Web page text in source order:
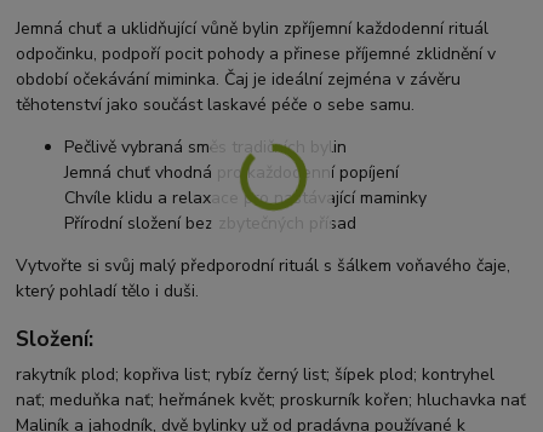
Jemná chuť a uklidňující vůně bylin zpříjemní každodenní rituál
odpočinku, podpoří pocit pohody a přinese příjemné zklidnění v
období očekávání miminka. Čaj je ideální zejména v závěru
těhotenství jako součást laskavé péče o sebe samu.
Pečlivě vybraná směs tradičních bylin
Jemná chuť vhodná pro každodenní popíjení
Chvíle klidu a relaxace pro nastávající maminky
Přírodní složení bez zbytečných přísad
Vytvořte si svůj malý předporodní rituál s šálkem voňavého čaje,
který pohladí tělo i duši.
Složení:
rakytník plod; kopřiva list; rybíz černý list; šípek plod; kontryhel
nať; meduňka nať; heřmánek květ; proskurník kořen; hluchavka nať
Maliník a jahodník, dvě bylinky už od pradávna používané k